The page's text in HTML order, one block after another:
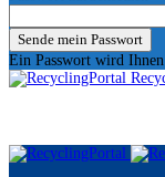
Ein Passwort wird